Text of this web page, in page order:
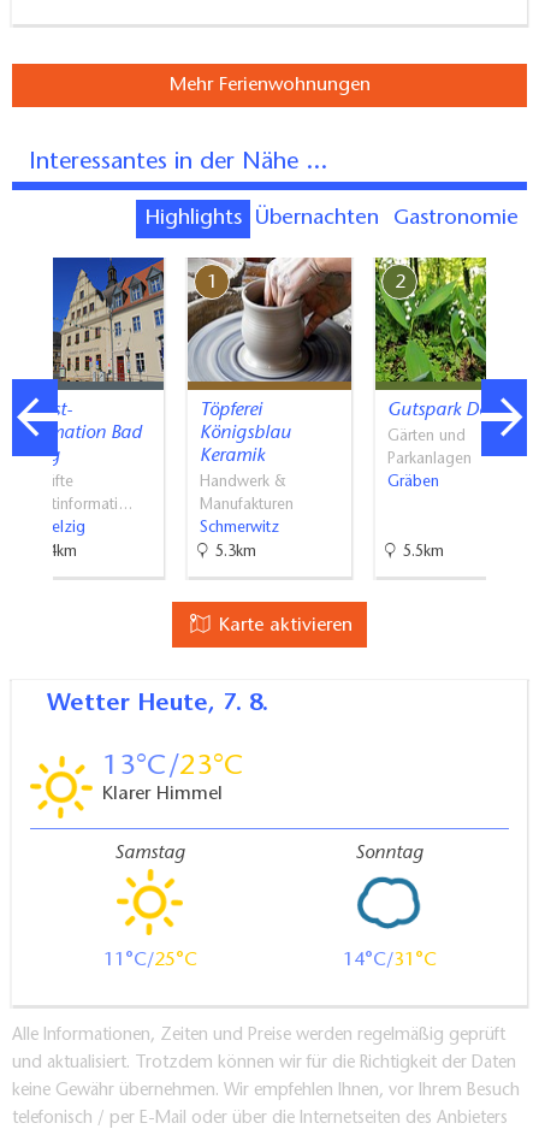
Mehr Ferienwohnungen
Interessantes in der Nähe ...
Highlights Übernachten Gastronomie
Tourist-
Information Bad
Belzig
Geprüfte
Touristinformati…
Bad Belzig
14.4km
1
Töpferei
Königsblau
Keramik
Handwerk &
Manufakturen
Schmerwitz
5.3km
2
Gutspark Dahlen
Gärten und
Parkanlagen
Gräben
5.5km
Karte aktivieren
Wetter Heute, 7. 8.
13 23
Klarer Himmel
Samstag
11 25
Sonntag
14 31
Alle Informationen, Zeiten und Preise werden regelmäßig geprüft
und aktualisiert. Trotzdem können wir für die Richtigkeit der Daten
keine Gewähr übernehmen. Wir empfehlen Ihnen, vor Ihrem Besuch
telefonisch / per E-Mail oder über die Internetseiten des Anbieters